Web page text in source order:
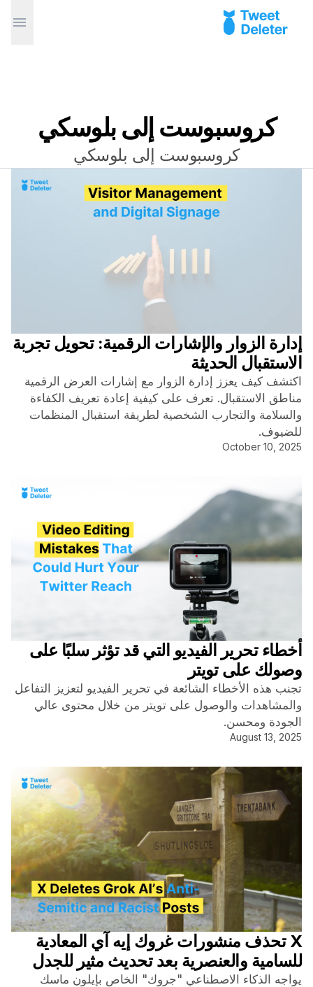
كروسبوست إلى بلوسكي
كروسبوست إلى بلوسكي
إدارة الزوار والإشارات الرقمية: تحويل تجربة
الاستقبال الحديثة
اكتشف كيف يعزز إدارة الزوار مع إشارات العرض الرقمية
مناطق الاستقبال. تعرف على كيفية إعادة تعريف الكفاءة
والسلامة والتجارب الشخصية لطريقة استقبال المنظمات
للضيوف.
October 10, 2025
أخطاء تحرير الفيديو التي قد تؤثر سلبًا على
وصولك على تويتر
تجنب هذه الأخطاء الشائعة في تحرير الفيديو لتعزيز التفاعل
والمشاهدات والوصول على تويتر من خلال محتوى عالي
الجودة ومحسن.
August 13, 2025
X تحذف منشورات غروك إيه آي المعادية
للسامية والعنصرية بعد تحديث مثير للجدل
يواجه الذكاء الاصطناعي "جروك" الخاص بإيلون ماسك